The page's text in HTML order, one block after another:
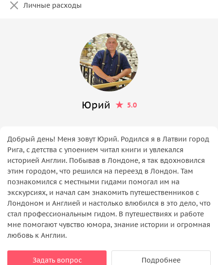
Личные расходы
Юрий 5.0
Добрый день! Меня зовут Юрий. Родился я в Латвии город
Рига, с детства с упоением читал книги и увлекался
историей Англии. Побывав в Лондоне, я так вдохновился
этим городом, что решился на переезд в Лондон. Там
познакомился с местными гидами помогал им на
экскурсиях, и начал сам знакомить путешественников с
Лондоном и Англией и настолько влюбился в это дело, что
стал профессиональным гидом. В путешествиях и работе
мне помогают чувство юмора, знание истории и огромная
любовь к Англии.
Задать вопрос Подробнее